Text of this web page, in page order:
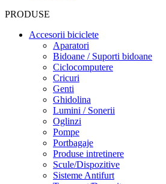
PRODUSE
Accesorii biciclete
Aparatori
Bidoane / Suporti bidoane
Ciclocomputere
Cricuri
Genti
Ghidolina
Lumini / Sonerii
Oglinzi
Pompe
Portbagaje
Produse intretinere
Scule/Dispozitive
Sisteme Antifurt